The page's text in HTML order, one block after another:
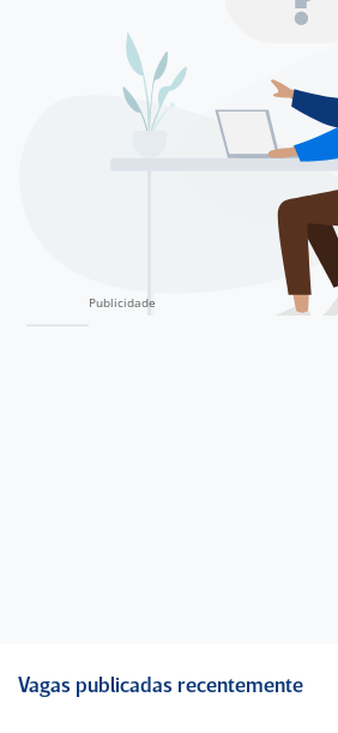
Vagas publicadas recentemente